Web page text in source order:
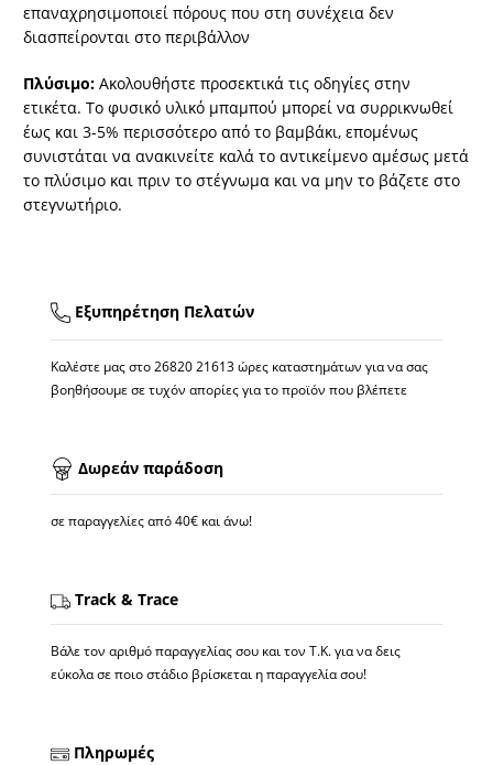
επαναχρησιμοποιεί πόρους που στη συνέχεια δεν
διασπείρονται στο περιβάλλον
Πλύσιμο: Ακολουθήστε προσεκτικά τις οδηγίες στην
ετικέτα. Το φυσικό υλικό μπαμπού μπορεί να συρρικνωθεί
έως και 3-5% περισσότερο από το βαμβάκι, επομένως
συνιστάται να ανακινείτε καλά το αντικείμενο αμέσως μετά
το πλύσιμο και πριν το στέγνωμα και να μην το βάζετε στο
στεγνωτήριο.
Εξυπηρέτηση Πελατών
Καλέστε μας στο26820 21613ώρες καταστημάτων για να σας
βοηθήσουμε σε τυχόν απορίες για το προϊόν που βλέπετε
Δωρεάν παράδοση
σε παραγγελίες από 40€ και άνω!
Track & Trace
Βάλε τον αριθμό παραγγελίας σου και τον Τ.Κ. για να δεις
εύκολα σε ποιο στάδιο βρίσκεται η παραγγελία σου!
Πληρωμές